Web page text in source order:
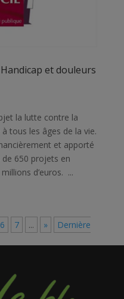
et douleurs
la lutte contre la
tous les âges de la vie.
et apporté
650 projets en
d’euros. ...
6 7 ... »
Dernière